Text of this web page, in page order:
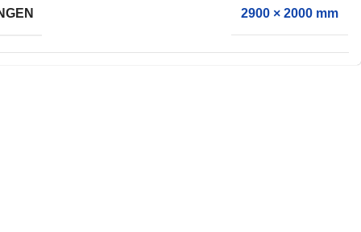
2900 × 2000 mm